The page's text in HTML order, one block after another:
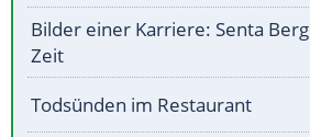
Bilder einer Karriere: Senta
Zeit
Todsünden im Restaurant